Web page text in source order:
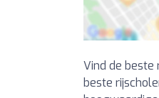
Vind de beste
beste